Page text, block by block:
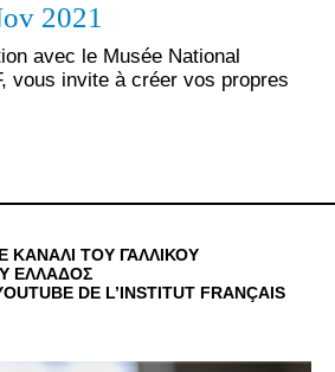
2021
avec le Musée National
vous invite à créer vos propres
ΚΑΝΑΛΙ ΤΟΥ ΓΑΛΛΙΚΟΥ
ΕΛΛΑΔΟΣ
DE L’INSTITUT FRANÇAIS